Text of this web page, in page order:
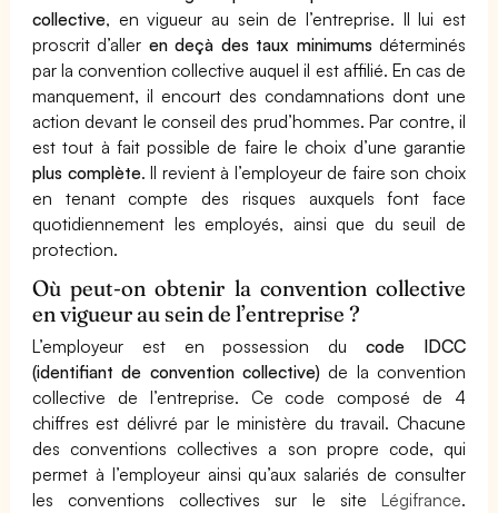
collective, en vigueur au sein de l’entreprise. Il lui est
proscrit d’aller en deçà des taux minimums déterminés
par la convention collective auquel il est affilié. En cas de
manquement, il encourt des condamnations dont une
action devant le conseil des prud’hommes. Par contre, il
est tout à fait possible de faire le choix d’une garantie
plus complète. Il revient à l’employeur de faire son choix
en tenant compte des risques auxquels font face
quotidiennement les employés, ainsi que du seuil de
protection.
Où peut-on obtenir la convention collective
en vigueur au sein de l’entreprise ?
L’employeur est en possession ducode IDCC
(identifiant de convention collective) de la convention
collective de l’entreprise. Ce code composé de 4
chiffres est délivré par le ministère du travail. Chacune
des conventions collectives a son propre code, qui
permet à l’employeur ainsi qu’aux salariés de consulter
les conventions collectives sur le site Légifrance.